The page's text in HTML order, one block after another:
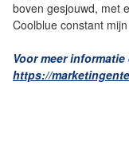
boven gesjouwd, met
Coolblue constant
Voor meer
https://